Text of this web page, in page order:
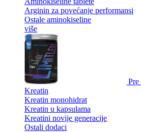
Arginin za povećanje performansi
Ostale aminokiseline
više
Kreatin
Kreatin monohidrat
Kreatin u kapsulama
Kreatini novije generacije
Ostali dodaci